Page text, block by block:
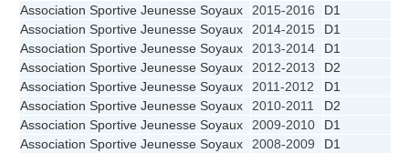
Association Sportive Jeunesse Soyaux
2015-2016
D1
Association Sportive Jeunesse Soyaux
2014-2015
D1
Association Sportive Jeunesse Soyaux
2013-2014
D1
Association Sportive Jeunesse Soyaux
2012-2013
D2
Association Sportive Jeunesse Soyaux
2011-2012 D1
Association Sportive Jeunesse Soyaux
2010-2011
D2
Association Sportive Jeunesse Soyaux
2009-2010 D1
Association Sportive Jeunesse Soyaux
2008-2009 D1